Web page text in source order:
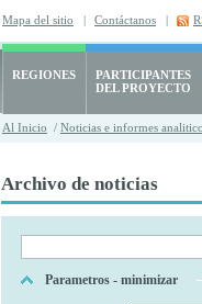
Mapa del sitio | Contáctanos |
REGIONES
PARTICIPANTES
DEL PROYECTO
Al Inicio / Noticias e informes
Archivo de noticias
Parametros - minimizar